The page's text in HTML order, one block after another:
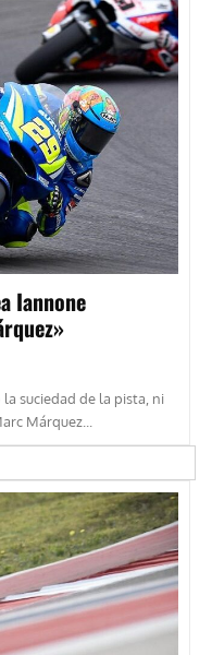
Iannone
suciedad de la pista, ni
Márquez...